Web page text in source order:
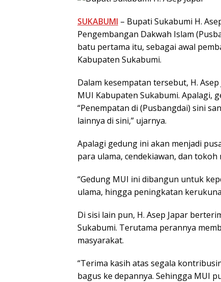
SUKABUMI – Bupati Sukabumi H.
Pengembangan Dakwah Islam
batu pertama itu, sebagai awal
Kabupaten Sukabumi.
Dalam kesempatan tersebut, H.
MUI Kabupaten Sukabumi. Apalagi,
“Penempatan di (Pusbangdai) sini
lainnya di sini,” ujarnya.
Apalagi gedung ini akan menjadi
para ulama, cendekiawan, dan tokoh
“Gedung MUI ini dibangun untuk
ulama, hingga peningkatan
Di sisi lain pun, H. Asep Japar
Sukabumi. Terutama perannya
masyarakat.
“Terima kasih atas segala
bagus ke depannya. Sehingga MUI